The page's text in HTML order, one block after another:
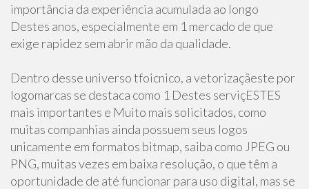
importância da experiência acumulada ao longo
Destes anos, especialmente em 1 mercado de que
exige rapidez sem abrir mão da qualidade.
Dentro desse universo tfoicnico, a vetorizaçãeste por
logomarcas se destaca como 1 Destes serviçESTES
mais importantes e Muito mais solicitados, como
muitas companhias ainda possuem seus logos
unicamente em formatos bitmap, saiba como JPEG ou
PNG, muitas vezes em baixa resolução, o que têm a
oportunidade de até funcionar para uso digital, mas se